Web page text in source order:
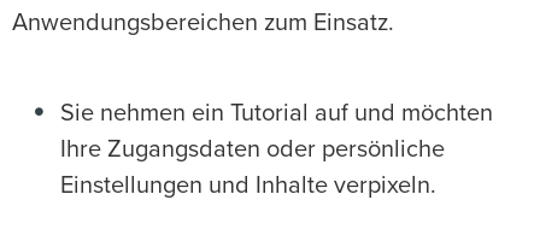
Anwendungsbereichen zum Einsatz.
Sie nehmen ein Tutorial auf und möchten
Ihre Zugangsdaten oder persönliche
Einstellungen und Inhalte verpixeln.